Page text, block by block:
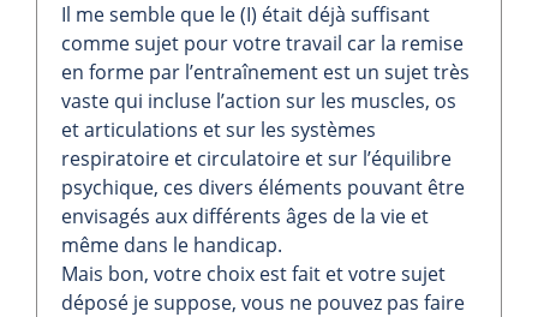
Il me semble que le (I) était déjà suffisant
comme sujet pour votre travail car la remise
en forme par l’entraînement est un sujet très
vaste qui incluse l’action sur les muscles, os
et articulations et sur les systèmes
respiratoire et circulatoire et sur l’équilibre
psychique, ces divers éléments pouvant être
envisagés aux différents âges de la vie et
même dans le handicap.
Mais bon, votre choix est fait et votre sujet
déposé je suppose, vous ne pouvez pas faire